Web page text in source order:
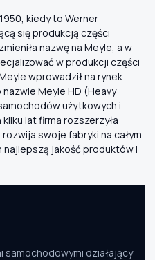
kiedy to Werner
się produkcją części
nazwę na Meyle, a w
w produkcji części
wprowadził na rynek
Meyle HD (Heavy
użytkowych i
lat firma rozszerzyła
swoje fabryki na całym
jakość produktów i
samochodowymi działający